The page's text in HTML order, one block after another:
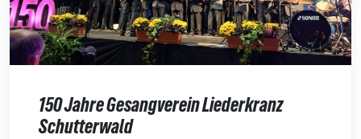
150 Jahre Gesangverein Liederkranz
Schutterwald